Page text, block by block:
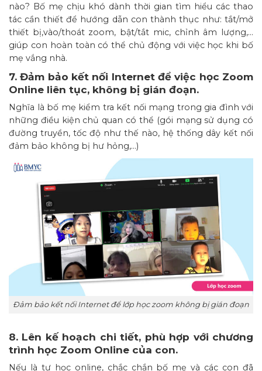
nào? Bố mẹ chịu khó dành thời gian tìm hiểu các thao
tác cần thiết để hướng dẫn con thành thục như: tắt/mở
thiết bị,vào/thoát zoom, bật/tắt mic, chỉnh âm lượng,…
giúp con hoàn toàn có thể chủ động với việc học khi bố
mẹ vắng nhà.
7. Đảm bảo kết nối Internet để việc học Zoom
Online liên tục, không bị gián đoạn.
Nghĩa là bố mẹ kiểm tra kết nối mạng trong gia đình với
những điều kiện chủ quan có thể (gói mạng sử dụng có
đường truyền, tốc độ như thế nào, hệ thống dây kết nối
đảm bảo không bị hư hỏng,…)
Đảm bảo kết nối Internet để lớp học zoom không bị gián đoạn
8. Lên kế hoạch chi tiết, phù hợp với chương
trình học Zoom Online của con.
Nếu là tự học online, chắc chắn bố mẹ và các con đã